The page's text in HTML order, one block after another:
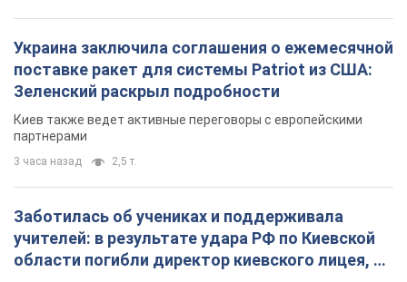
Украина заключила соглашения о ежемесячной
поставке ракет для системы Patriot из США:
Зеленский раскрыл подробности
Киев также ведет активные переговоры с европейскими
партнерами
3 часа назад 2,5 т.
Заботилась об учениках и поддерживала
учителей: в результате удара РФ по Киевской
области погибли директор киевского лицея, её